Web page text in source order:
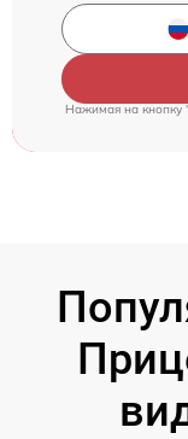
Нажимая на кнопку